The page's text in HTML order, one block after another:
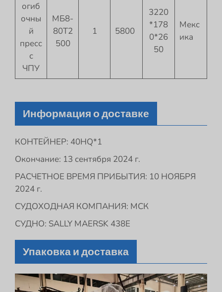
огиб
очны
й
пресс
с
ЧПУ
МБ8-
80Т2
500
1 5800
3220
*178
0*26
50
Мекс
ика
Информация о доставке
КОНТЕЙНЕР: 40HQ*1
Окончание: 13 сентября 2024 г.
РАСЧЕТНОЕ ВРЕМЯ ПРИБЫТИЯ: 10 НОЯБРЯ
2024 г.
СУДОХОДНАЯ КОМПАНИЯ: МСК
СУДНО: SALLY MAERSK 438E
Упаковка и доставка